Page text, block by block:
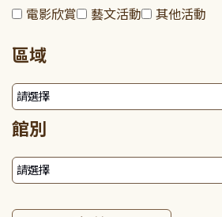
電影欣賞
藝文活動 其他活動
區域
館別